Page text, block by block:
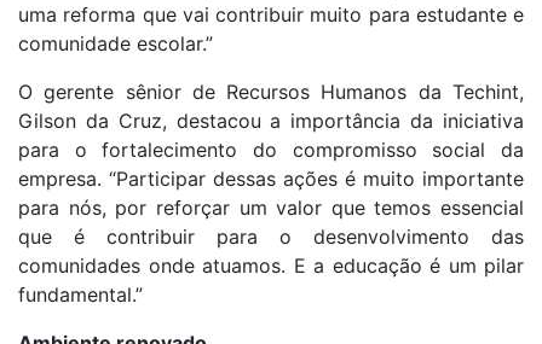
uma reforma que vai contribuir muito para estudante e
comunidade escolar.”
O gerente sênior de Recursos Humanos da Techint,
Gilson da Cruz, destacou a importância da iniciativa
para o fortalecimento do compromisso social da
empresa. “Participar dessas ações é muito importante
para nós, por reforçar um valor que temos essencial
que é contribuir para o desenvolvimento das
comunidades onde atuamos. E a educação é um pilar
fundamental.”